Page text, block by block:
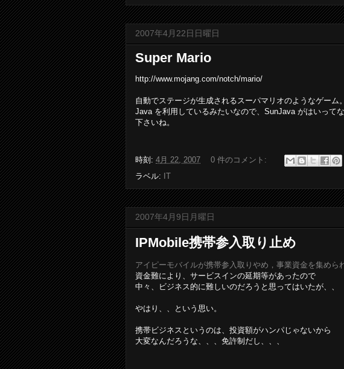
2007年4月22日日曜日
Super Mario
http://www.mojang.com/notch/mario/
自動でステージが生成されるスーパマリオのようなゲーム。
Java を利用しているみたいなので、SunJava がはいって
下さいね。
時刻: 4月 22, 2007
0 件のコメント:
ラベル: IT
2007年4月9日月曜日
IPMobile携帯参入取り止め
アイピーモバイルが携帯参入取りやめ，事業資金を集めら
資金難により、サービスインの延期等があったので
中々、ビジネス的に難しいのだろうと思ってはいたが、、
やはり、、という思い。
携帯ビジネスというのは、投資額がハンパじゃないから
大変なんだろうな、、、免許制だし、、、